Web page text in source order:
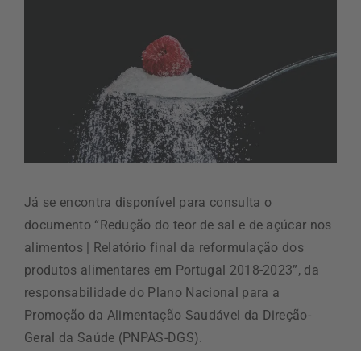
Já se encontra disponível para consulta o
documento “Redução do teor de sal e de açúcar nos
alimentos | Relatório final da reformulação dos
produtos alimentares em Portugal 2018-2023”, da
responsabilidade do Plano Nacional para a
Promoção da Alimentação Saudável da Direção-
Geral da Saúde (PNPAS-DGS).